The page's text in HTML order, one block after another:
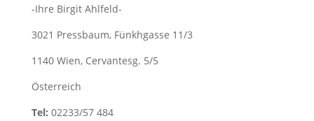
-Ihre Birgit Ahlfeld-
3021 Pressbaum, Fünkhgasse 11/3
1140 Wien, Cervantesg. 5/5
Österreich
Tel: 02233/57 484